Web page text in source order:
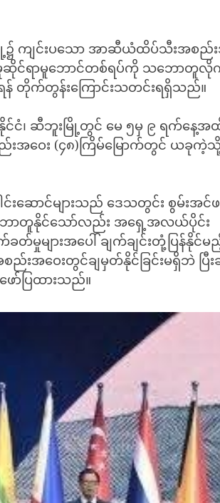
၌ ကျင်းပသော အာဆီယံထိပ်သီးအစည်
င်ရာမူဘောင်တစ်ရပ်ကို သဘောတူလိုက်
တိုက်တွန်းကြောင်းသတင်းရရှိသည်။
နိုင်ငံ၊ ဆီဘူးမြို့တွင် မေ ၅မှ ၉ ရက်နေ့
ဝေး (၄၈)ကြိမ်မြောက်တွင် ယခုကဲ့သို့ဆုံ
းဆောင်များသည် ဒေသတွင်း စွမ်းအ
ာတူနိုင်သော်လည်း အရှေ့အလယ်ပိုင်း
မှုများအပေါ် ချက်ချင်းတုံ့ပြန်နိုင်
အဝေးတွင်ချမှတ်နိုင်ခြင်းမရှိဘဲ ပြီးဆုံ
ာ်ပြထားသည်။